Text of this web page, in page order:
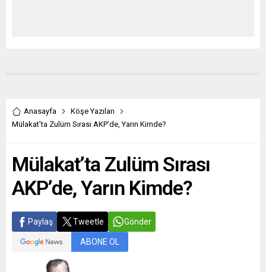
Anasayfa
Köşe Yazıları
Mülakat’ta Zulüm Sırası AKP’de, Yarın Kimde?
Mülakat’ta Zulüm Sırası
AKP’de, Yarın Kimde?
Paylaş Tweetle Gönder
ABONE OL